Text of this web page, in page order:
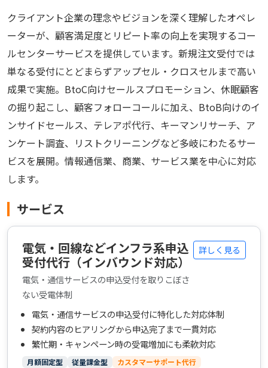
クライアント企業の理念やビジョンを深く理解したオペレ
ーターが、顧客満足度とリピート率の向上を実現するコー
ルセンターサービスを提供しています。新規注文受付では
単なる受付にとどまらずアップセル・クロスセルまで高い
成果で実施。BtoC向けセールスプロモーション、休眠顧客
の掘り起こし、顧客フォローコールに加え、BtoB向けのイ
ンサイドセールス、テレアポ代行、キーマンリサーチ、ア
ンケート調査、リストクリーニングなど多岐にわたるサー
ビスを展開。情報通信業、商業、サービス業を中心に対応
します。
サービス
電気・回線などインフラ系申込
受付代行（インバウンド対応）
電気・通信サービスの申込受付を取りこぼさ
ない受電体制
詳しく見る
電気・通信サービスの申込受付に特化した対応体制
契約内容のヒアリングから申込完了まで一貫対応
繁忙期・キャンペーン時の受電増加にも柔軟対応
月額固定型 従量課金型
カスタマーサポート代行